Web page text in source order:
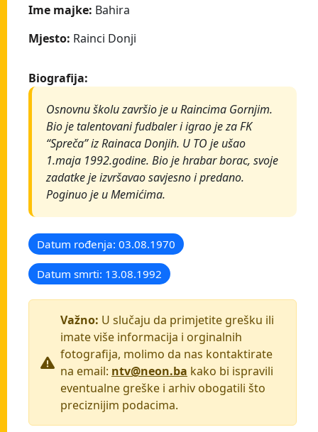
Ime majke: Bahira
Mjesto: Rainci Donji
Biografija:
Osnovnu školu završio je u Raincima Gornjim.
Bio je talentovani fudbaler i igrao je za FK
“Spreča” iz Rainaca Donjih. U TO je ušao
1.maja 1992.godine. Bio je hrabar borac, svoje
zadatke je izvršavao savjesno i predano.
Poginuo je u Memićima.
Datum rođenja: 03.08.1970
Datum smrti: 13.08.1992
Važno: U slučaju da primjetite grešku ili
imate više informacija i orginalnih
fotografija, molimo da nas kontaktirate
na email: ntv@neon.ba kako bi ispravili
eventualne greške i arhiv obogatili što
preciznijim podacima.